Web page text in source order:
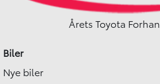
Årets Toyota
Biler
Nye biler